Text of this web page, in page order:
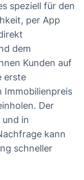
speziell für den
per App
dem
Kunden auf
erste
Immobilienpreis
Der
in
kann
schneller